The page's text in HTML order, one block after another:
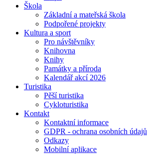
Škola
Základní a mateřská škola
Podpořené projekty
Kultura a sport
Pro návštěvníky
Knihovna
Knihy
Památky a příroda
Kalendář akcí 2026
Turistika
Pěší turistika
Cykloturistika
Kontakt
Kontaktní informace
GDPR - ochrana osobních údajů
Odkazy
Mobilní aplikace